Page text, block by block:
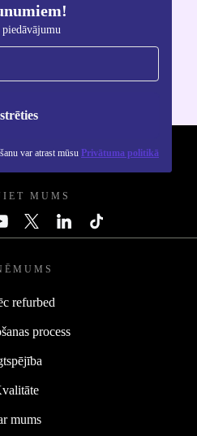
var atrast mūsu Privātuma politikā
refurbed lietotni
ierīcēm
RETHINK NEW.
MUMS
refurbed
process
mums